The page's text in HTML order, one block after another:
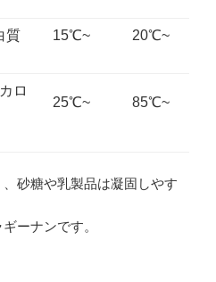
質 15℃~ 20℃~
ロ
25℃~ 85℃~
砂糖や乳製品は凝固しやす
ーナンです。